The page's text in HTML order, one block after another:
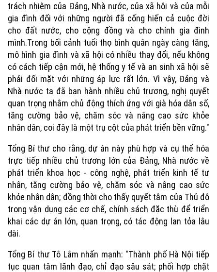
trách nhiệm của Đảng, Nhà nước, của xã hội và của mỗi
gia đình đối với những người đã cống hiến cả cuộc đời
cho đất nước, cho cộng đồng và cho chính gia đình
mình.Trong bối cảnh tuổi thọ bình quân ngày càng tăng,
mô hình gia đình và xã hội có nhiều thay đổi, nếu không
có cách tiếp cận mới, hệ thống y tế và an sinh xã hội sẽ
phải đối mặt với những áp lực rất lớn. Vì vậy, Đảng và
Nhà nước ta đã ban hành nhiều chủ trương, nghị quyết
quan trọng nhằm chủ động thích ứng với già hóa dân số,
tăng cường bảo vệ, chăm sóc và nâng cao sức khỏe
nhân dân, coi đây là một trụ cột của phát triển bền vững."
Tổng Bí thư cho rằng, dự án này phù hợp và cụ thể hóa
trực tiếp nhiều chủ trương lớn của Đảng, Nhà nước về
phát triển khoa học - công nghệ, phát triển kinh tế tư
nhân, tăng cường bảo vệ, chăm sóc và nâng cao sức
khỏe nhân dân; đồng thời cho thấy quyết tâm của Thủ đô
trong vận dụng các cơ chế, chính sách đặc thù để triển
khai các dự án lớn, quan trọng, có tác động lan tỏa lâu
dài.
Tổng Bí thư Tô Lâm nhấn mạnh: "Thành phố Hà Nội tiếp
tục quan tâm lãnh đạo, chỉ đạo sâu sát; phối hợp chặt